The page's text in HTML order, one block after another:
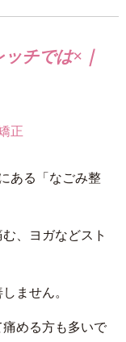
チでは×｜
正
ある「なごみ整
、ヨガなどスト
ません。
める方も多いで